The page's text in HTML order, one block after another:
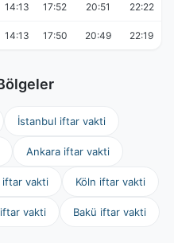
14:13 17:52 20:51 22:22
14:13 17:50 20:49 22:19
İstanbul iftar vakti
Ankara iftar vakti
iftar vakti Köln iftar vakti
vakti Bakü iftar vakti